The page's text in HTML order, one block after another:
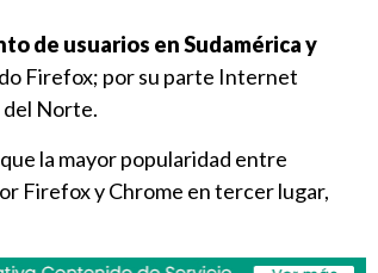
de usuarios en Sudamérica y
Firefox; por su parte Internet
del Norte.
la mayor popularidad entre
Firefox y Chrome en tercer lugar,